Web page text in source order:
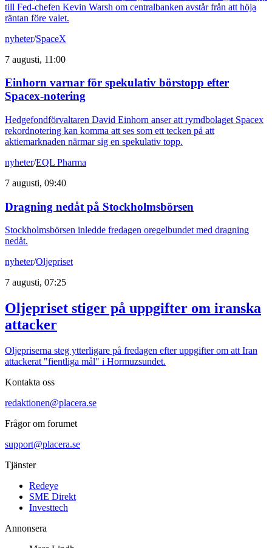
till Fed-chefen Kevin Warsh om centralbanken avstår från att höja
räntan före valet.
nyheter/SpaceX
7 augusti, 11:00
Einhorn varnar för spekulativ börstopp efter
Spacex-notering
Hedgefondförvaltaren David Einhorn anser att rymdbolaget Spacex
rekordnotering kan komma att ses som ett tecken på att
aktiemarknaden närmar sig en spekulativ topp.
nyheter/EQL Pharma
7 augusti, 09:40
Dragning nedåt på Stockholmsbörsen
Stockholmsbörsen inledde fredagen oregelbundet med dragning
nedåt.
nyheter/Oljepriset
7 augusti, 07:25
Oljepriset stiger på uppgifter om iranska
attacker
Oljepriserna steg ytterligare på fredagen efter uppgifter om att Iran
attackerat "fientliga mål" i Hormuzsundet.
Kontakta oss
redaktionen@placera.se
Frågor om forumet
support@placera.se
Tjänster
Redeye
SME Direkt
Investtech
Annonsera